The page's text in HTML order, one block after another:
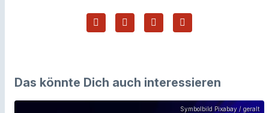
Das könnte Dich auch interessieren
Symbolbild Pixabay / geralt